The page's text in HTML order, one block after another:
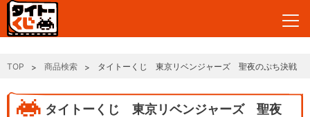
TOP 商品検索 タイトーくじ 東京リベンジャーズ 聖夜のぷち決戦
タイトーくじ 東京リベンジャーズ 聖夜